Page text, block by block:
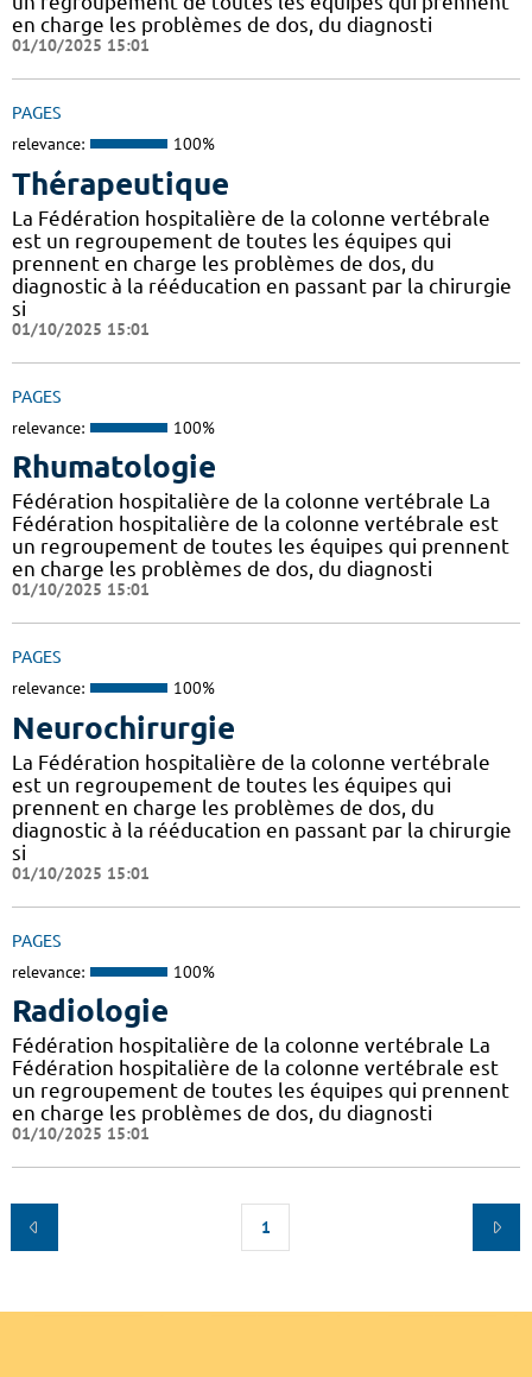
en charge les problèmes de dos, du diagnosti
01/10/2025 15:01
PAGES
relevance: 100%
Thérapeutique
La Fédération hospitalière de la colonne vertébrale
est un regroupement de toutes les équipes qui
prennent en charge les problèmes de dos, du
diagnostic à la rééducation en passant par la chirurgie
si
01/10/2025 15:01
PAGES
relevance: 100%
Rhumatologie
Fédération hospitalière de la colonne vertébrale La
Fédération hospitalière de la colonne vertébrale est
un regroupement de toutes les équipes qui prennent
en charge les problèmes de dos, du diagnosti
01/10/2025 15:01
PAGES
relevance: 100%
Neurochirurgie
La Fédération hospitalière de la colonne vertébrale
est un regroupement de toutes les équipes qui
prennent en charge les problèmes de dos, du
diagnostic à la rééducation en passant par la chirurgie
si
01/10/2025 15:01
PAGES
relevance: 100%
Radiologie
Fédération hospitalière de la colonne vertébrale La
Fédération hospitalière de la colonne vertébrale est
un regroupement de toutes les équipes qui prennent
en charge les problèmes de dos, du diagnosti
01/10/2025 15:01
1